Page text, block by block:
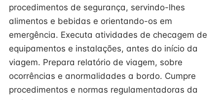
procedimentos de segurança, servindo-lhes
alimentos e bebidas e orientando-os em
emergência. Executa atividades de checagem de
equipamentos e instalações, antes do início da
viagem. Prepara relatório de viagem, sobre
ocorrências e anormalidades a bordo. Cumpre
procedimentos e normas regulamentadoras da